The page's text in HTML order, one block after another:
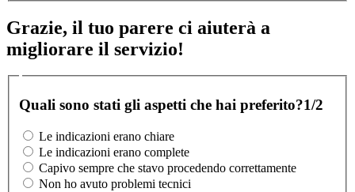
Grazie, il tuo parere ci aiuterà a
migliorare il servizio!
Quali sono stati gli aspetti che hai preferito?1/2
Le indicazioni erano chiare
Le indicazioni erano complete
Capivo sempre che stavo procedendo correttamente
Non ho avuto problemi tecnici